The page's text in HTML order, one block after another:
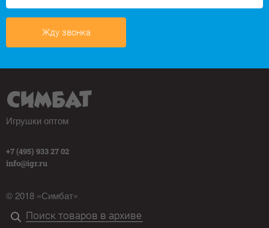
Жду звонка
Игрушки оптом
+7 (495) 933 27 02
info@igr.ru
© 2018 «Симбат»